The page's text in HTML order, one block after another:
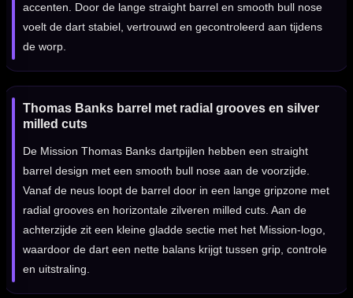
accenten. Door de lange straight barrel en smooth bull nose
voelt de dart stabiel, vertrouwd en gecontroleerd aan tijdens
de worp.
Thomas Banks barrel met radial grooves en silver
milled cuts
De Mission Thomas Banks dartpijlen hebben een straight
barrel design met een smooth bull nose aan de voorzijde.
Vanaf de neus loopt de barrel door in een lange gripzone met
radial grooves en horizontale zilveren milled cuts. Aan de
achterzijde zit een kleine gladde sectie met het Mission-logo,
waardoor de dart een nette balans krijgt tussen grip, controle
en uitstraling.